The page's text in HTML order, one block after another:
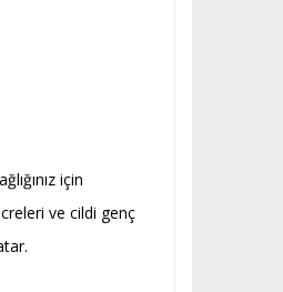
için
ve cildi genç